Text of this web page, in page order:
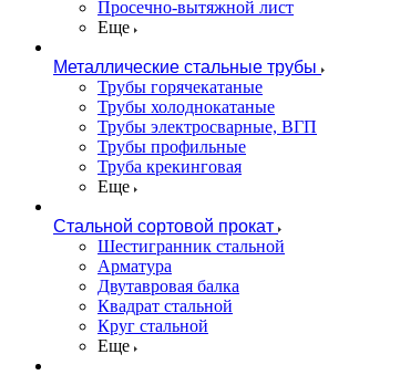
Просечно-вытяжной лист
Еще
Металлические стальные трубы
Трубы горячекатаные
Трубы холоднокатаные
Трубы электросварные, ВГП
Трубы профильные
Труба крекинговая
Еще
Стальной сортовой прокат
Шестигранник стальной
Арматура
Двутавровая балка
Квадрат стальной
Круг стальной
Еще